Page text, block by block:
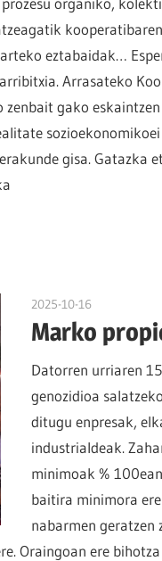
eztabaidak…
Arrasateko
gako
gisa. Gatazka
2025-10-16
Marko
Datorren urriaren
genozidioa
ditugu enpresak,
industrialdeak.
minimoak %
baitira minimora
nabarmen geratzen
Oraingoan ere